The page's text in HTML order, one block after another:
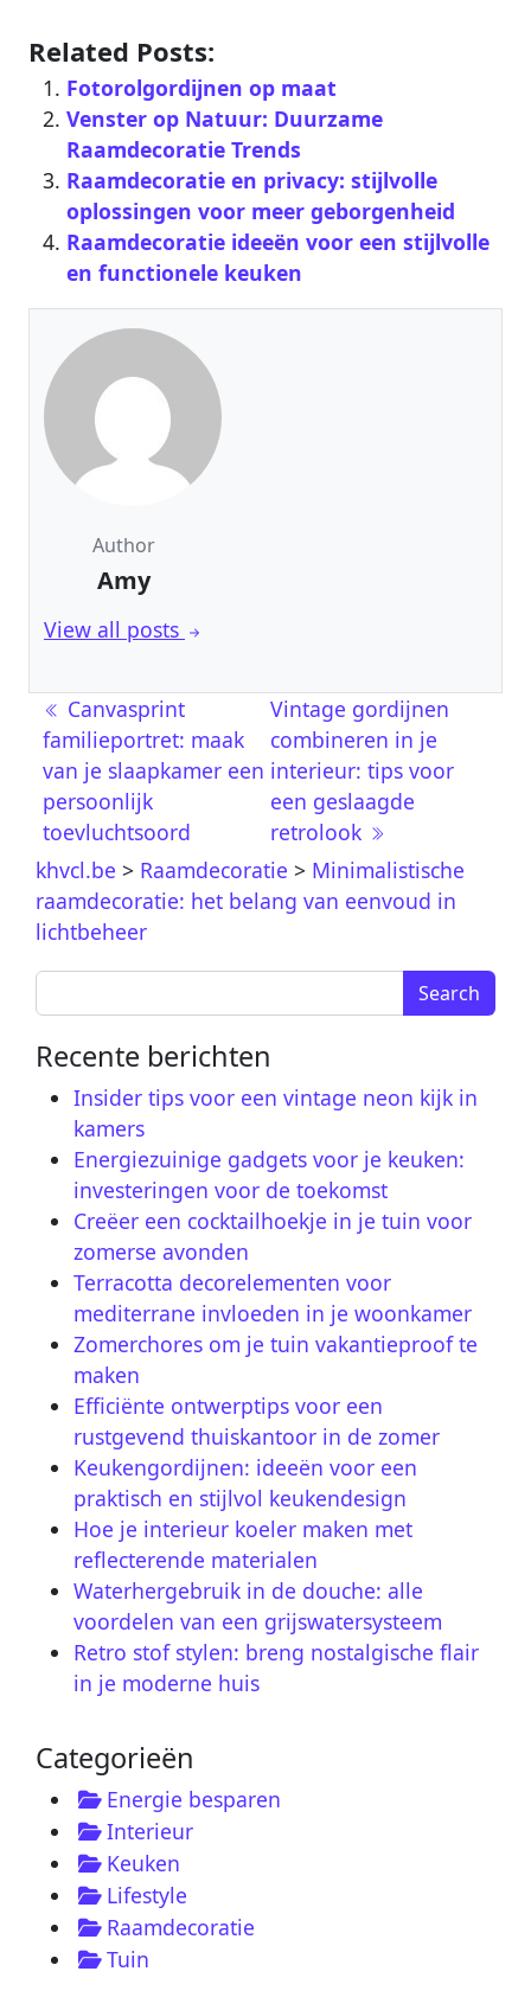
Related Posts:
Fotorolgordijnen op maat
Venster op Natuur: Duurzame
Raamdecoratie Trends
Raamdecoratie en privacy: stijlvolle
oplossingen voor meer geborgenheid
Raamdecoratie ideeën voor een stijlvolle
en functionele keuken
Author
Amy
View all posts
Post navigation
Canvasprint
familieportret: maak
van je slaapkamer een
persoonlijk
toevluchtsoord
Vintage gordijnen
combineren in je
interieur: tips voor
een geslaagde
retrolook
khvcl.be > Raamdecoratie > Minimalistische
raamdecoratie: het belang van eenvoud in
lichtbeheer
Search for:
Recente berichten
Insider tips voor een vintage neon kijk in
kamers
Energiezuinige gadgets voor je keuken:
investeringen voor de toekomst
Creëer een cocktailhoekje in je tuin voor
zomerse avonden
Terracotta decorelementen voor
mediterrane invloeden in je woonkamer
Zomerchores om je tuin vakantieproof te
maken
Efficiënte ontwerptips voor een
rustgevend thuiskantoor in de zomer
Keukengordijnen: ideeën voor een
praktisch en stijlvol keukendesign
Hoe je interieur koeler maken met
reflecterende materialen
Waterhergebruik in de douche: alle
voordelen van een grijswatersysteem
Retro stof stylen: breng nostalgische flair
in je moderne huis
Categorieën
Energie besparen
Interieur
Keuken
Lifestyle
Raamdecoratie
Tuin